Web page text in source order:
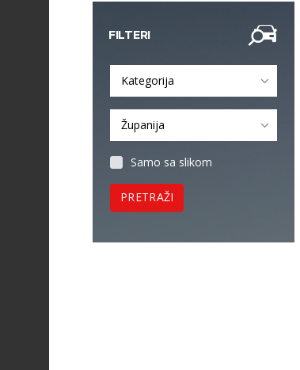
FILTERI
Kategorija
Županija
Samo sa slikom
PRETRAŽI